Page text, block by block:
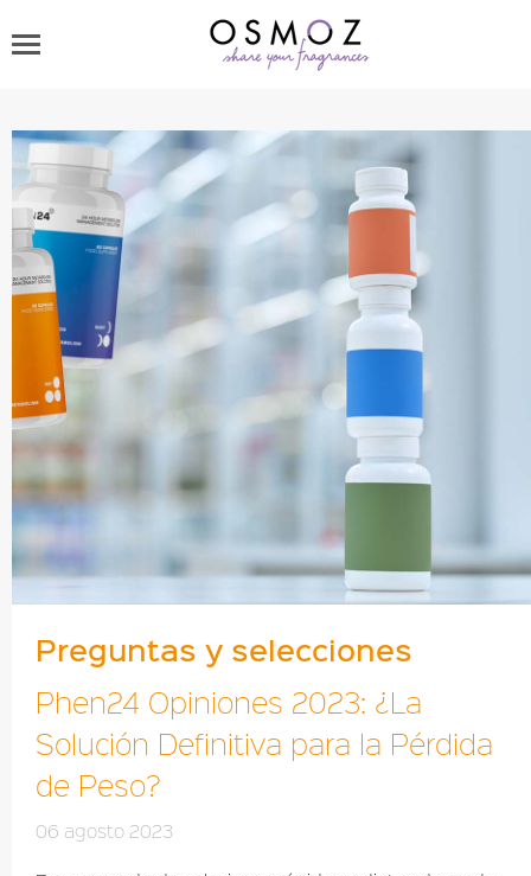
Preguntas y selecciones
Phen24 Opiniones 2023: ¿La
Solución Definitiva para la Pérdida
de Peso?
06 agosto 2023